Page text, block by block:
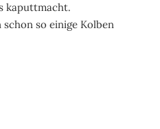
kaputtmacht.
schon so einige Kolben